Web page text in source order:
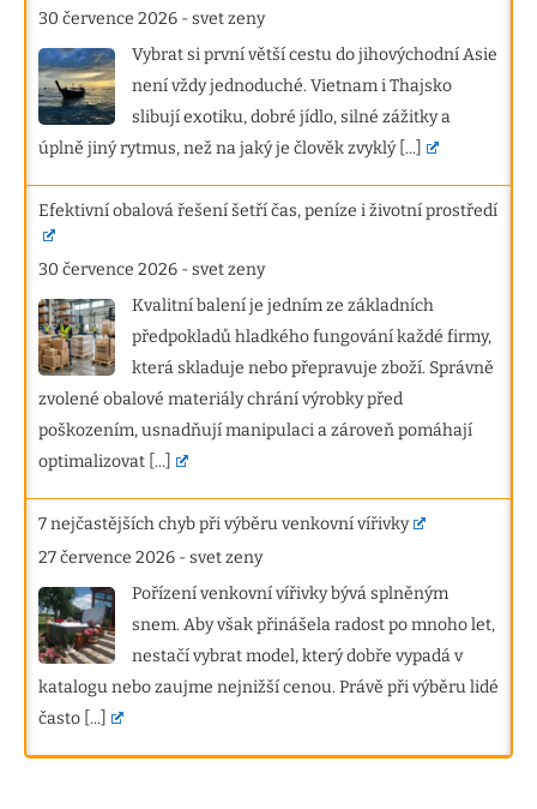
30 července 2026 -svet zeny
Vybrat si první větší cestu do jihovýchodní Asie
není vždy jednoduché. Vietnam i Thajsko
slibují exotiku, dobré jídlo, silné zážitky a
úplně jiný rytmus, než na jaký je člověk zvyklý [...]
Efektivní obalová řešení šetří čas, peníze i životní prostředí
30 července 2026 -svet zeny
Kvalitní balení je jedním ze základních
předpokladů hladkého fungování každé firmy,
která skladuje nebo přepravuje zboží. Správně
zvolené obalové materiály chrání výrobky před
poškozením, usnadňují manipulaci a zároveň pomáhají
optimalizovat [...]
7 nejčastějších chyb při výběru venkovní vířivky
27 července 2026 -svet zeny
Pořízení venkovní vířivky bývá splněným
snem. Aby však přinášela radost po mnoho let,
nestačí vybrat model, který dobře vypadá v
katalogu nebo zaujme nejnižší cenou. Právě při výběru lidé
často [...]